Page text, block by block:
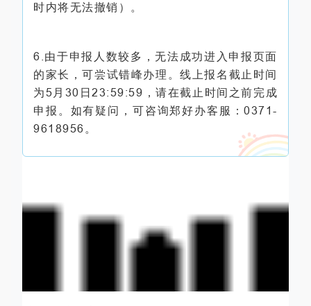
时内将无法撤销）。
6.由于申报人数较多，无法成功进入申报页面
的家长，可尝试错峰办理。线上报名截止时间
为5月30日23:59:59，请在截止时间之前完成
申报。如有疑问，可咨询郑好办客服：0371-
9618956。